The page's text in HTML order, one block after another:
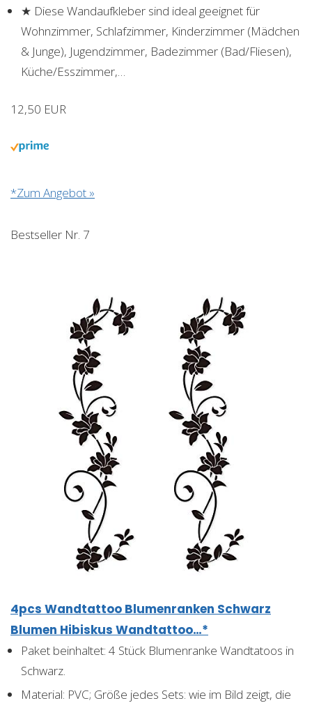
★ Diese Wandaufkleber sind ideal geeignet für
Wohnzimmer, Schlafzimmer, Kinderzimmer (Mädchen
& Junge), Jugendzimmer, Badezimmer (Bad/Fliesen),
Küche/Esszimmer,…
12,50 EUR
*Zum Angebot »
Bestseller Nr. 7
4pcs Wandtattoo Blumenranken Schwarz
Blumen Hibiskus Wandtattoo…*
Paket beinhaltet: 4 Stück Blumenranke Wandtatoos in
Schwarz.
Material: PVC; Größe jedes Sets: wie im Bild zeigt, die